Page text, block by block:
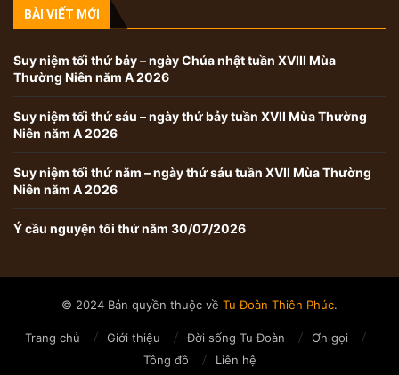
BÀI VIẾT MỚI
Suy niệm tối thứ bảy – ngày Chúa nhật tuần XVIII Mùa
Thường Niên năm A 2026
Suy niệm tối thứ sáu – ngày thứ bảy tuần XVII Mùa Thường
Niên năm A 2026
Suy niệm tối thứ năm – ngày thứ sáu tuần XVII Mùa Thường
Niên năm A 2026
Ý cầu nguyện tối thứ năm 30/07/2026
© 2024 Bản quyền thuộc về Tu Đoàn Thiên Phúc.
Trang chủ Giới thiệu Đời sống Tu Đoàn
Ơn gọi
Tông đồ
Liên hệ